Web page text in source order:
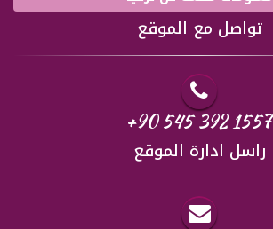
تواصل مع الموقع
+90 545 392 1557
راسل ادارة الموقع